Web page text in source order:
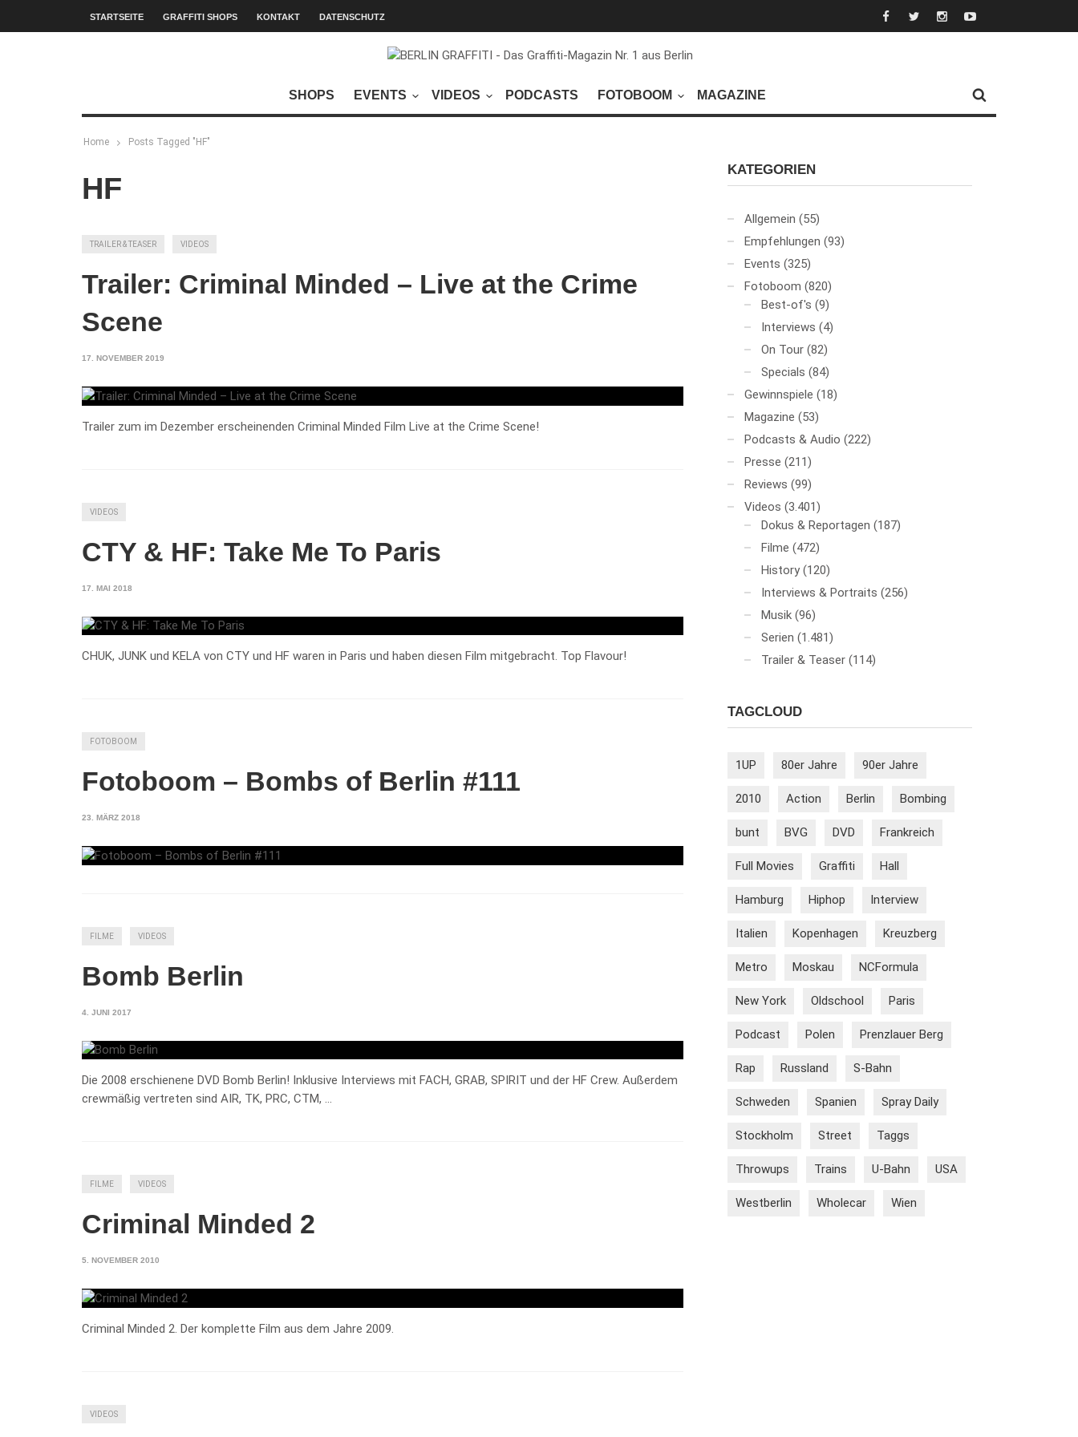
STARTSEITE GRAFFITI SHOPS KONTAKT DATENSCHUTZ
SHOPS EVENTS VIDEOS PODCASTS FOTOBOOM MAGAZINE
Home Posts Tagged "HF"
HF
TRAILER & TEASER VIDEOS
Trailer: Criminal Minded – Live at the Crime
Scene
17. NOVEMBER 2019
Trailer zum im Dezember erscheinenden Criminal Minded Film Live at the Crime Scene!
VIDEOS
CTY & HF: Take Me To Paris
17. MAI 2018
CHUK, JUNK und KELA von CTY und HF waren in Paris und haben diesen Film mitgebracht. Top Flavour!
FOTOBOOM
Fotoboom – Bombs of Berlin #111
23. MÄRZ 2018
FILME VIDEOS
Bomb Berlin
4. JUNI 2017
Die 2008 erschienene DVD Bomb Berlin! Inklusive Interviews mit FACH, GRAB, SPIRIT und der HF Crew. Außerdem
crewmäßig vertreten sind AIR, TK, PRC, CTM, …
FILME VIDEOS
Criminal Minded 2
5. NOVEMBER 2010
Criminal Minded 2. Der komplette Film aus dem Jahre 2009.
VIDEOS
KATEGORIEN
Allgemein (55)
Empfehlungen (93)
Events (325)
Fotoboom (820)
Best-of's (9)
Interviews (4)
On Tour (82)
Specials (84)
Gewinnspiele (18)
Magazine (53)
Podcasts & Audio (222)
Presse (211)
Reviews (99)
Videos (3.401)
Dokus & Reportagen (187)
Filme (472)
History (120)
Interviews & Portraits (256)
Musik (96)
Serien (1.481)
Trailer & Teaser (114)
TAGCLOUD
1UP 80er Jahre 90er Jahre
2010 Action Berlin Bombing
bunt BVG DVD Frankreich
Full Movies Graffiti Hall
Hamburg Hiphop Interview
Italien Kopenhagen Kreuzberg
Metro Moskau NCFormula
New York Oldschool Paris
Podcast Polen Prenzlauer Berg
Rap Russland S-Bahn
Schweden Spanien Spray Daily
Stockholm Street Taggs
Throwups Trains U-Bahn USA
Westberlin Wholecar Wien